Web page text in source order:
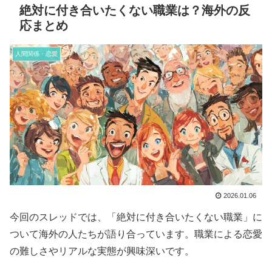
絶対に付き合いたくない職業は？海外の反
応まとめ
人間関係・恋愛
2026.01.06
今回のスレッドでは、「絶対に付き合いたくない職業」に
ついて海外の人たちが語り合っています。職業による恋愛
の難しさやリアルな実態が興味深いです。